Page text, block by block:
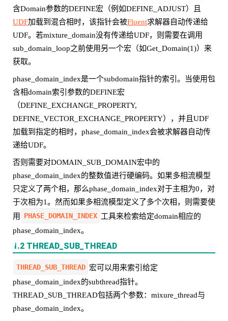
含Domain参数的DEFINE宏（例如DEFINE_ADJUST）且
UDF加载到混合相时，该指针会被Fluent求解器自动传递给
UDF。若mixture_domain没有传递给UDF，则需要在调用
sub_domain_loop之前使用另一个宏（如Get_Domain(1)）来
获取。
phase_domain_index是一个subdomain指针的索引。当使用包
含相domain索引参数的DEFINE宏
（DEFINE_EXCHANGE_PROPERTY,
DEFINE_VECTOR_EXCHANGE_PROPERTY），并且UDF
加载到指定的相时，phase_domain_index会被求解器自动传
递给UDF。
否则需要对DOMAIN_SUB_DOMAIN宏中的
phase_domain_index的整数值进行硬编码。如果多相流模型
只定义了两个相，那么phase_domain_index对于主相为0，对
于次相为1。然而如果多相流模型定义了多个次相，则需要使
用
PHASE_DOMAIN_INDEX 工具来检索给定domain相应的
phase_domain_index。
1.2 THREAD_SUB_THREAD
THREAD_SUB_THREAD 宏可以用来索引给定
phase_domain_index的subthread指针。
THREAD_SUB_THREAD包括两个参数：mixure_thread与
phase_domain_index。